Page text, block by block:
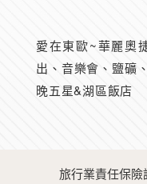
愛在東歐~華麗奧
出、音樂會、鹽礦
晚五星&湖區飯店
旅行業責任保險